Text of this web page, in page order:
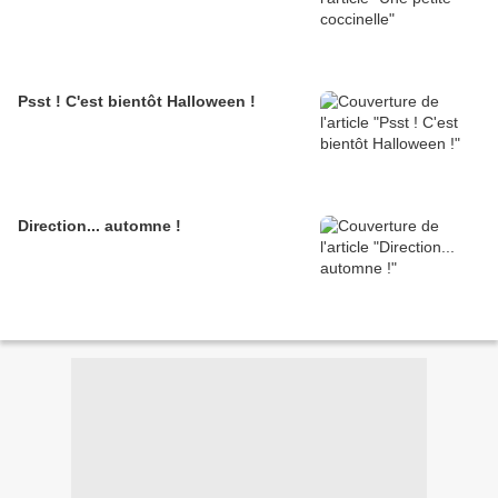
Psst ! C'est bientôt Halloween !
Direction... automne !